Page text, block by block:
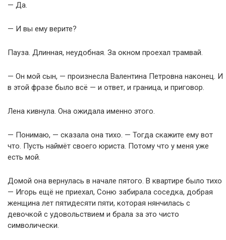
— Да.
— И вы ему верите?
Пауза. Длинная, неудобная. За окном проехал трамвай.
— Он мой сын, — произнесла Валентина Петровна наконец. И
в этой фразе было всё — и ответ, и граница, и приговор.
Лена кивнула. Она ожидала именно этого.
— Понимаю, — сказала она тихо. — Тогда скажите ему вот
что. Пусть наймёт своего юриста. Потому что у меня уже
есть мой.
Домой она вернулась в начале пятого. В квартире было тихо
— Игорь ещё не приехал, Соню забирала соседка, добрая
женщина лет пятидесяти пяти, которая нянчилась с
девочкой с удовольствием и брала за это чисто
символически.